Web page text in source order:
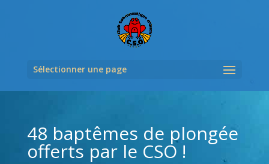
Sélectionner une page
48 baptêmes de plongée
offerts par le CSO !